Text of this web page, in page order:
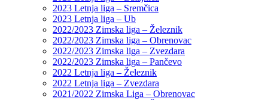
2023 Letnja liga – Sremčica
2023 Letnja liga – Ub
2022/2023 Zimska liga – Železnik
2022/2023 Zimska liga – Obrenovac
2022/2023 Zimska liga – Zvezdara
2022/2023 Zimska liga – Pančevo
2022 Letnja liga – Železnik
2022 Letnja liga – Zvezdara
2021/2022 Zimska Liga – Obrenovac